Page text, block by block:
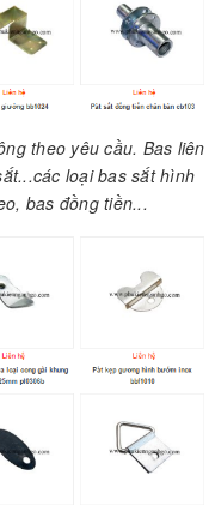
theo yêu cầu. Bas liên
loại bas sắt hình
bas đồng tiền...